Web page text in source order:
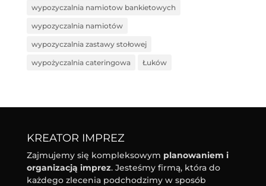
wypozyczalnia namiotow bankietowych
wypozyczalnia namiotów
wypozyczalnia zastawy stołowej
wypożyczalnia cateringowa Łuków
KREATOR IMPREZ
Zajmujemy się kompleksowym planowaniem i
organizacją imprez. Jesteśmy firmą, która do
każdego zlecenia podchodzimy w sposób